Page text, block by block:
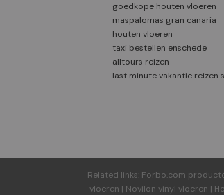
goedkope houten vloeren
maspalomas gran canaria
houten vloeren
taxi bestellen enschede
alltours reizen
last minute vakantie reizen
Related links: Forbo.com
vloeren | Novilon vinyl vloeren |